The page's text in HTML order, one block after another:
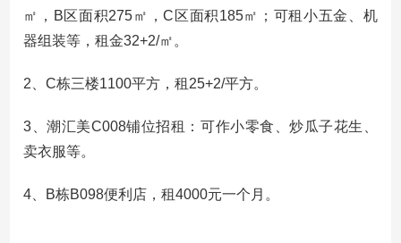
㎡，B区面积275㎡，C区面积185㎡；可租小五金、机
器组装等，租金32+2/㎡。
2、C栋三楼1100平方，租25+2/平方。
3、潮汇美C008铺位招租：可作小零食、炒瓜子花生、
卖衣服等。
4、B栋B098便利店，租4000元一个月。